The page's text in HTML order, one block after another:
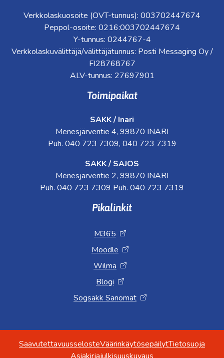
Verkkolaskuosoite (OVT-tunnus): 003702447674
Peppol-osoite: 0216:003702447674
Y-tunnus: 0244767-4
Verkkolaskuvälittäjä/välittäjätunnus: Posti Messaging Oy /
FI28768767
ALV-tunnus: 27697901
Toimipaikat
SAKK / Inari
Menesjärventie 4, 99870 INARI
Puh. 040 723 7309, 040 723 7319
SAKK / SAJOS
Menesjärventie 2, 99870 INARI
Puh. 040 723 7309 Puh. 040 723 7319
Pikalinkit
M365
Moodle
Wilma
Blogi
Sogsakk Sanomat
SaavutettavuusselosteVäärinkäytösepäilytTietosuoja